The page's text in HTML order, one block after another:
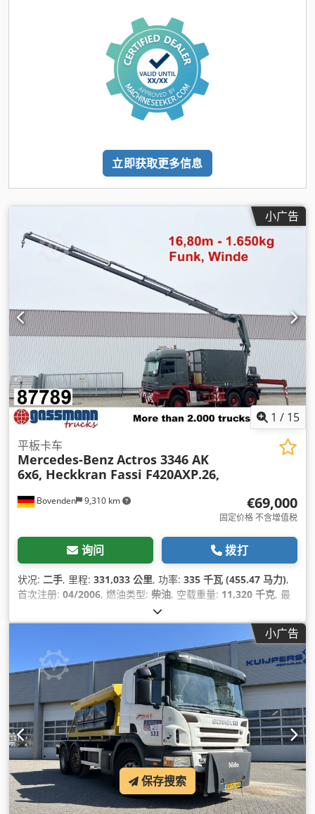
子稳定程序 (ESP), 空调, 起重机, 车载电脑, 防抱死制动系统
(ABS), 防盗系统（Immobilizer）, 附加前照灯, 雾灯, 驾驶室
立即获取更多信息
小广告
1 / 15
Bovenden 9,310 km
平板卡车
Mercedes-BenzActros 3346 AK
6x6, Heckkran Fassi F420AXP.26,
€69,000
固定价格 不含增值税
询问 拨打
状况: 二手, 里程: 331,033 公里, 功率: 335 千瓦 (455.47 马力),
首次注册: 04/2006, 燃油类型: 柴油, 空载重量: 11,320 千克, 最
, 总重量:
轴距:3,900 毫米, 刹车:发动机制动, 颜色:灰色, 驾驶室:卧铺驾
, 悬挂系统:钢, 座位数量:
, 装载空间长度: 3,250 毫米, 装载空间宽度: 2,480 毫米
, 货舱高
度:2,100 毫米, 设备:
中央锁, 低噪音, 全轮驱动, 动力转向, 定速
巡航, 差速锁, 座椅加热器, 拖车连接装置, 空调, 起重机, 车载电
脑, 防抱死制动系统 (ABS), 附加前照灯, 雾灯, 驻车加热器, 驾驶
室,
小广告
保存搜索